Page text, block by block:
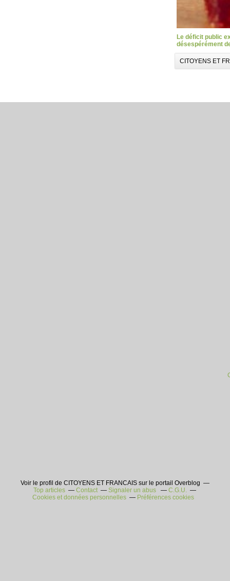
Le déficit public
désespérément
CITOYENS ET
Voir le profil de CITOYENS ET FRANCAIS sur le portail Overblog
Top articles
Contact Signaler un abus
C.G.U.
Cookies et données personnelles
Préférences cookies